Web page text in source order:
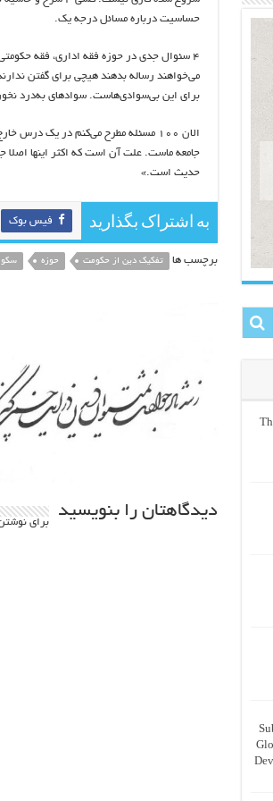
حساسیت درباره مسائل درجه یک.
۴ سئوال جدی در حوزه فقه اداری، فقه
می‌خواهند رساله بدهند هیچی برای گفتن
برای این بی‌سوادی‌هاست. سوادهای به‌درد
جامعه ماست. علت آن است که اکثر اینها اصلا
حدیث است.»
به اشتراک بگذارید فیس بوک
برچسب ها تفکیک دین از حکومت حوزه
دیدگاهتان را بنویسید
برای